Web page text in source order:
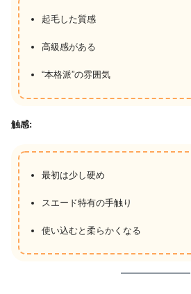
起毛した質感
高級感がある
“本格派”の雰囲気
触感:
最初は少し硬め
スエード特有の手触り
使い込むと柔らかくなる